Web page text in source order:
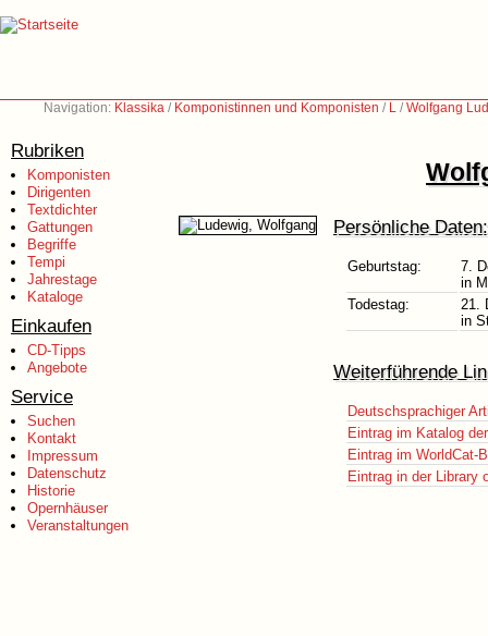
Navigation: Klassika / Komponistinnen und Komponisten / L /Wolfgang
Rubriken
Komponisten
Dirigenten
Textdichter
Gattungen
Begriffe
Tempi
Jahrestage
Kataloge
Einkaufen
CD-Tipps
Angebote
Service
Suchen
Kontakt
Impressum
Datenschutz
Historie
Opernhäuser
Veranstaltungen
Persönliche Daten:
Geburtstag:
7.
in
Todestag:
21.
in
Weiterführende
Deutschsprachiger
Eintrag im Katalog
Eintrag im WorldCat-
Eintrag in der Library